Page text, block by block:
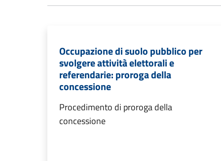
Occupazione di suolo pubblico per
svolgere attività elettorali e
referendarie: proroga della
concessione
Procedimento di proroga della
concessione